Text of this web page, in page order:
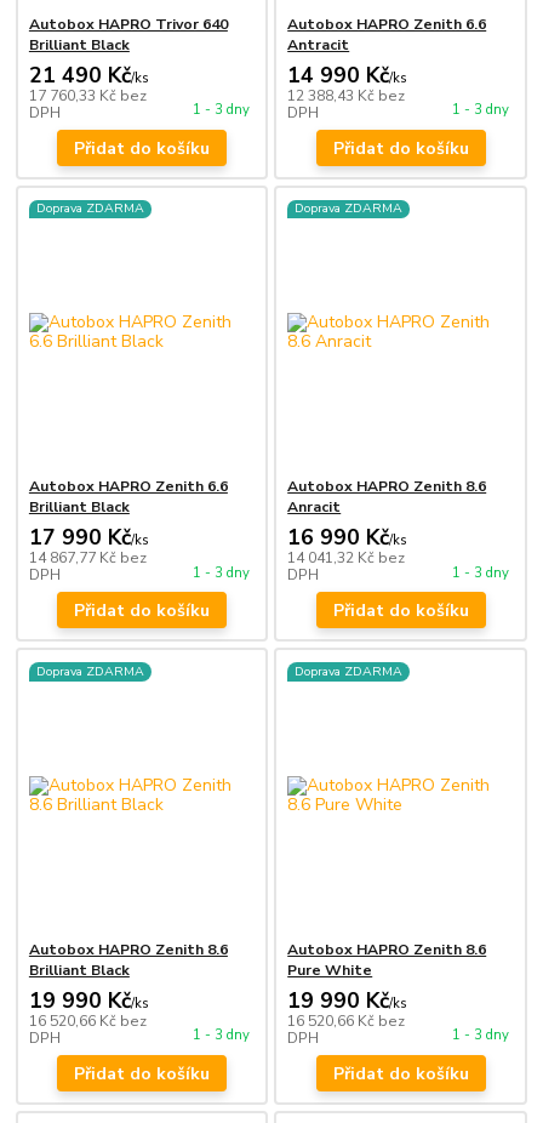
Autobox HAPRO Trivor 640
Brilliant Black
21 490 Kč/ks
17 760,33 Kč bez
DPH
1 - 3 dny
Přidat do košíku
Autobox HAPRO Zenith 6.6
Antracit
14 990 Kč/ks
12 388,43 Kč bez
DPH
1 - 3 dny
Přidat do košíku
Doprava ZDARMA
Autobox HAPRO Zenith 6.6
Brilliant Black
17 990 Kč/ks
14 867,77 Kč bez
DPH
1 - 3 dny
Přidat do košíku
Doprava ZDARMA
Autobox HAPRO Zenith 8.6
Anracit
16 990 Kč/ks
14 041,32 Kč bez
DPH
1 - 3 dny
Přidat do košíku
Doprava ZDARMA
Autobox HAPRO Zenith 8.6
Brilliant Black
19 990 Kč/ks
16 520,66 Kč bez
DPH
1 - 3 dny
Přidat do košíku
Doprava ZDARMA
Autobox HAPRO Zenith 8.6
Pure White
19 990 Kč/ks
16 520,66 Kč bez
DPH
1 - 3 dny
Přidat do košíku